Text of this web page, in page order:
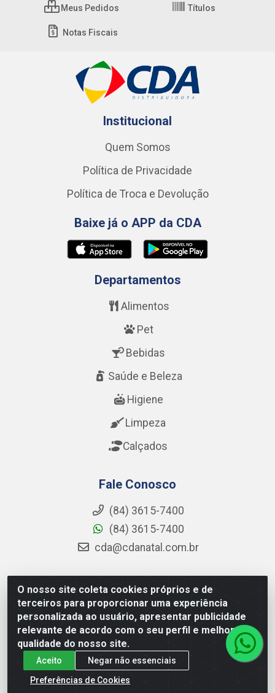
O nosso site coleta cookies próprios e de
terceiros para proporcionar uma experiência
personalizada ao usuário, apresentar publicidade
relevante de acordo com o seu perfil e melhorar a
qualidade do nosso site.
Aceito
Negar não essenciais
Preferências de Cookies
Meus Pedidos Títulos
Notas Fiscais
Institucional
Quem Somos
Política de Privacidade
Política de Troca e Devolução
Baixe já o APP da CDA
Departamentos
Alimentos
Pet
Bebidas
Saúde e Beleza
Higiene
Limpeza
Calçados
Fale Conosco
(84) 3615-7400
(84) 3615-7400
cda@cdanatal.com.br
CDA Distribuidora - Avenida Abel Cabral, 1090 - Nova
Parnamirim, Parnamirim/RN - CEP 59.151-250 - CNPJ
02.275.901/0001-11